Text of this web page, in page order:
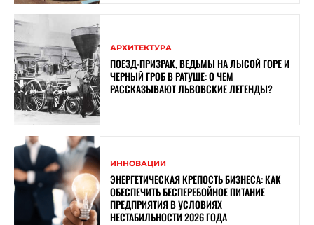
АРХИТЕКТУРА
ПОЕЗД-ПРИЗРАК, ВЕДЬМЫ НА ЛЫСОЙ ГОРЕ И
ЧЕРНЫЙ ГРОБ В РАТУШЕ: О ЧЕМ
РАССКАЗЫВАЮТ ЛЬВОВСКИЕ ЛЕГЕНДЫ?
ИННОВАЦИИ
ЭНЕРГЕТИЧЕСКАЯ КРЕПОСТЬ БИЗНЕСА: КАК
ОБЕСПЕЧИТЬ БЕСПЕРЕБОЙНОЕ ПИТАНИЕ
ПРЕДПРИЯТИЯ В УСЛОВИЯХ
НЕСТАБИЛЬНОСТИ 2026 ГОДА